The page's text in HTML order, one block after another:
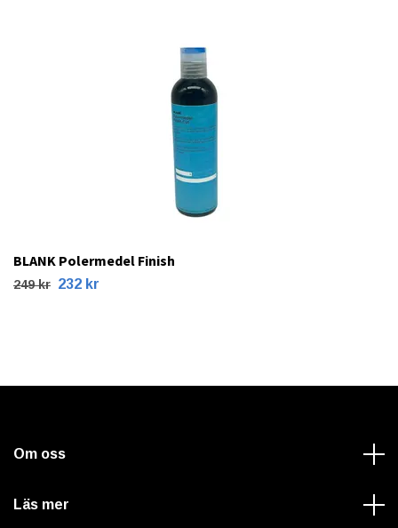
BLANK Polermedel Finish
249 kr 232 kr
Om oss
Läs mer